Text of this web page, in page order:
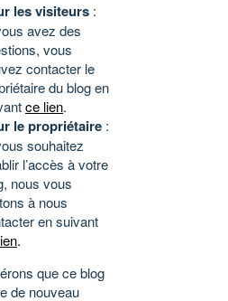
les visiteurs :
avez des
vous
contacter le
du blog en
ce lien.
le propriétaire :
souhaitez
l’accès à votre
nous vous
à nous
en suivant
.
que ce blog
de nouveau